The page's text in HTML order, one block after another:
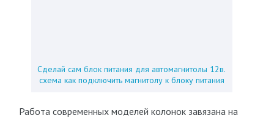
Сделай сам блок питания для автомагнитолы 12в.
схема как подключить магнитолу к блоку питания
Работа современных моделей колонок завязана на